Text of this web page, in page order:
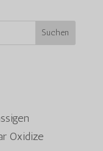
Suchen
Oxidize